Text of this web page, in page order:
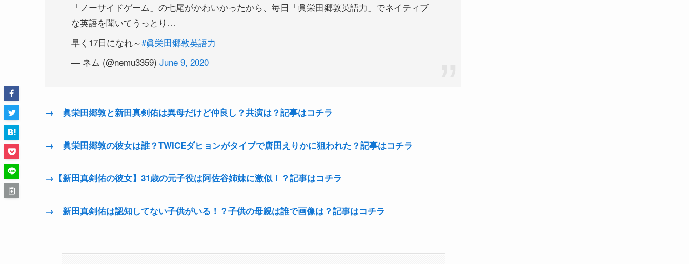
「ノーサイドゲーム」の七尾がかわいかったから、毎日「眞栄田郷敦英語力」でネイティブ
な英語を聞いてうっとり…
早く17日になれ～#眞栄田郷敦英語力
— ネム (@nemu3359) June 9, 2020
→ 眞栄田郷敦と新田真剣佑は異母だけど仲良し？共演は？記事はコチラ
→ 眞栄田郷敦の彼女は誰？TWICEダヒョンがタイプで唐田えりかに狙われた？記事はコチラ
→【新田真剣佑の彼女】31歳の元子役は阿佐谷姉妹に激似！？記事はコチラ
→ 新田真剣佑は認知してない子供がいる！？子供の母親は誰で画像は？記事はコチラ